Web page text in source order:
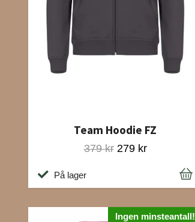
Team Hoodie FZ
379 kr 279 kr
På lager
Ingen minsteantall!